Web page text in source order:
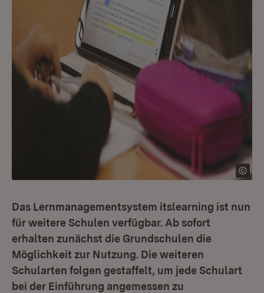
Das Lernmanagementsystem itslearning ist nun
für weitere Schulen verfügbar. Ab sofort
erhalten zunächst die Grundschulen die
Möglichkeit zur Nutzung. Die weiteren
Schularten folgen gestaffelt, um jede Schulart
bei der Einführung angemessen zu